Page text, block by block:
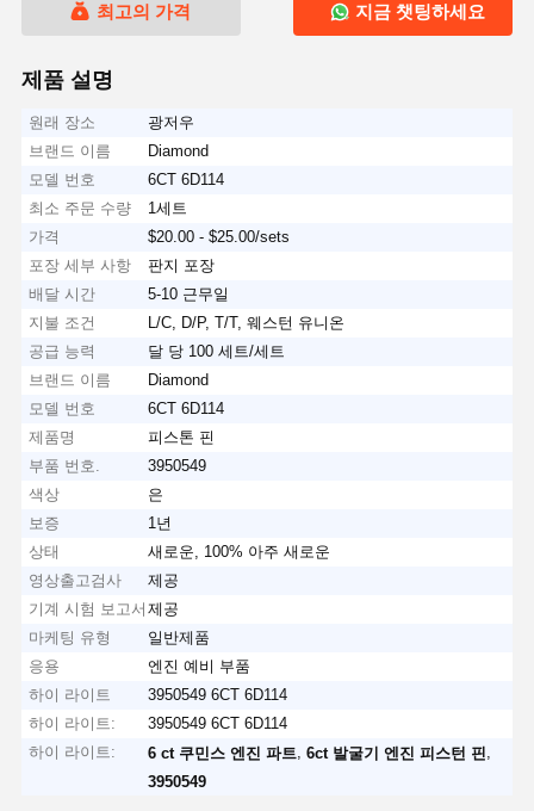
최고의 가격 지금 챗팅하세요
제품 설명
원래 장소
광저우
브랜드 이름
Diamond
모델 번호
6CT 6D114
최소 주문 수량
1세트
가격
$20.00 - $25.00/sets
포장 세부 사항
판지 포장
배달 시간
5-10 근무일
지불 조건
L/C, D/P, T/T, 웨스턴 유니온
공급 능력
달 당 100 세트/세트
브랜드 이름
Diamond
모델 번호
6CT 6D114
제품명
피스톤 핀
부품 번호.
3950549
색상
은
보증
1년
상태
새로운, 100% 아주 새로운
영상출고검사
제공
기계 시험 보고서 제공
마케팅 유형
일반제품
응용
엔진 예비 부품
하이 라이트
3950549 6CT 6D114
하이 라이트:
3950549 6CT 6D114
하이 라이트:
6 ct 쿠민스 엔진 파트 ,6ct 발굴기 엔진 피스턴 핀
3950549